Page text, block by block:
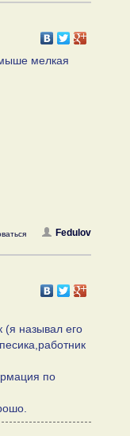
мелкая
Fedulov
(я называл его
по